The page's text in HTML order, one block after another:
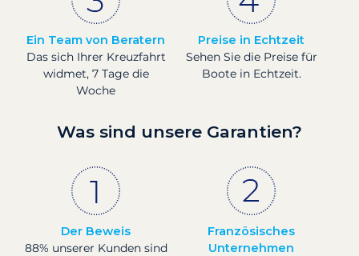
Ein Team von Beratern
Das sich Ihrer Kreuzfahrt
widmet, 7 Tage die
Woche
Preise in Echtzeit
Sehen Sie die Preise für
Boote in Echtzeit.
Was sind unsere Garantien?
Der Beweis
88% unserer Kunden sind
Französisches
Unternehmen